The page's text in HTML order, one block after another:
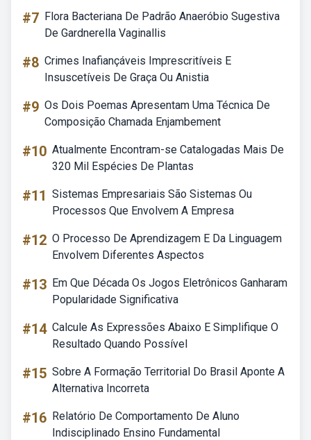
#7 Flora Bacteriana De Padrão Anaeróbio Sugestiva
De Gardnerella Vaginallis
#8 Crimes Inafiançáveis Imprescritíveis E
Insuscetíveis De Graça Ou Anistia
#9 Os Dois Poemas Apresentam Uma Técnica De
Composição Chamada Enjambement
#10 Atualmente Encontram-se Catalogadas Mais De
320 Mil Espécies De Plantas
#11 Sistemas Empresariais São Sistemas Ou
Processos Que Envolvem A Empresa
#12 O Processo De Aprendizagem E Da Linguagem
Envolvem Diferentes Aspectos
#13 Em Que Década Os Jogos Eletrônicos Ganharam
Popularidade Significativa
#14 Calcule As Expressões Abaixo E Simplifique O
Resultado Quando Possível
#15 Sobre A Formação Territorial Do Brasil Aponte A
Alternativa Incorreta
#16 Relatório De Comportamento De Aluno
Indisciplinado Ensino Fundamental